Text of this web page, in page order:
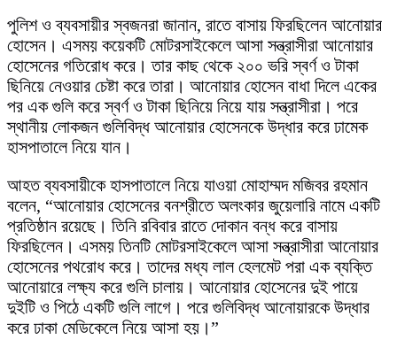
পুলিশ ও ব্যবসায়ীর স্বজনরা জানান, রাতে বাসায় ফিরছিলেন আনোয়ার
হোসেন। এসময় কয়েকটি মোটরসাইকেলে আসা সন্ত্রাসীরা আনোয়ার
হোসেনের গতিরোধ করে। তার কাছ থেকে ২০০ ভরি স্বর্ণ ও টাকা
ছিনিয়ে নেওয়ার চেষ্টা করে তারা। আনোয়ার হোসেন বাধা দিলে একের
পর এক গুলি করে স্বর্ণ ও টাকা ছিনিয়ে নিয়ে যায় সন্ত্রাসীরা। পরে
স্থানীয় লোকজন গুলিবিদ্ধ আনোয়ার হোসেনকে উদ্ধার করে ঢামেক
হাসপাতালে নিয়ে যান।
আহত ব্যবসায়ীকে হাসপাতালে নিয়ে যাওয়া মোহাম্মদ মজিবর রহমান
বলেন, “আনোয়ার হোসেনের বনশ্রীতে অলংকার জুয়েলারি নামে একটি
প্রতিষ্ঠান রয়েছে। তিনি রবিবার রাতে দোকান বন্ধ করে বাসায়
ফিরছিলেন। এসময় তিনটি মোটরসাইকেলে আসা সন্ত্রাসীরা আনোয়ার
হোসেনের পথরোধ করে। তাদের মধ্য লাল হেলমেট পরা এক ব্যক্তি
আনোয়ারে লক্ষ্য করে গুলি চালায়। আনোয়ার হোসেনের দুই পায়ে
দুইটি ও পিঠে একটি গুলি লাগে। পরে গুলিবিদ্ধ আনোয়ারকে উদ্ধার
করে ঢাকা মেডিকেলে নিয়ে আসা হয়।”